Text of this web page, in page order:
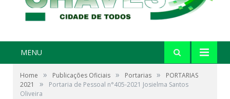
MENU
Home » Publicações Oficiais » Portarias »
PORTARIAS
2021
»
Portaria de Pessoal n°405-2021 Josielma Santos
Oliveira